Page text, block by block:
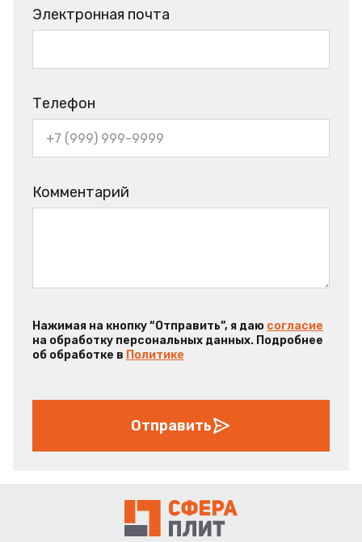
Электронная почта
Телефон
Комментарий
Нажимая на кнопку “Отправить”, я даю согласие
на обработку персональных данных. Подробнее
об обработке в Политике
Отправить